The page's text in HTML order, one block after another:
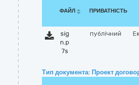
ФАЙЛ ПРИВАТНІСТЬ
sig
n.p
7s
публічний
Тип документа: Проект